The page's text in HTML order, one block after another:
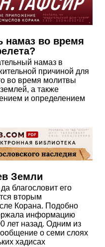
намаз во время
намаз в
причиной для
во время молитвы
а также
и определением
Земли
благословит его
вторым
Корана. Подобно
информацию
лет назад. Одним из
о семи слоях
хадисах